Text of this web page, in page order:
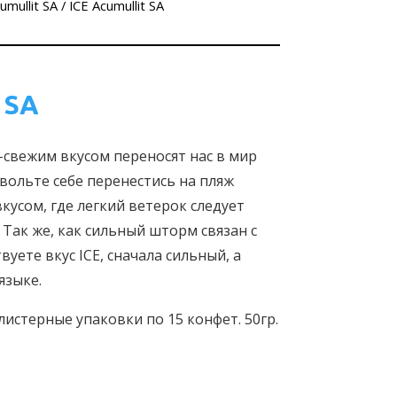
SA/ ICE Acumullit SA
вкусом переносят нас в мир
себе перенестись на пляж
где легкий ветерок следует
же, как сильный шторм связан с
вкус ICE, сначала сильный, а
упаковки по 15 конфет. 50гр.